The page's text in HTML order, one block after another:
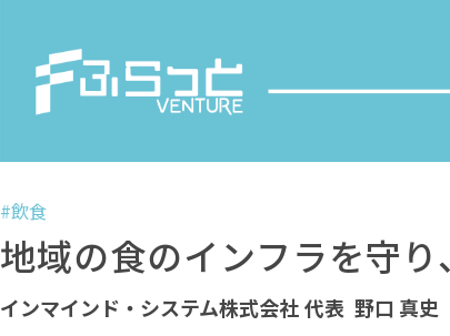
#飲食
地域の食のインフラを守
インマインド・システム株式会社代表 野口 真史